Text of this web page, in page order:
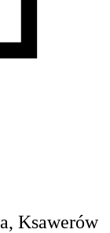
Ksawerów